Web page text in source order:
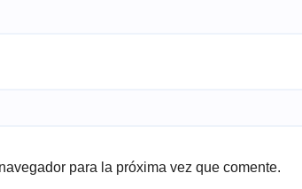
para la próxima vez que comente.